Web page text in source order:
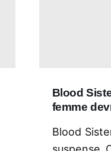
Blood
femme
Blood